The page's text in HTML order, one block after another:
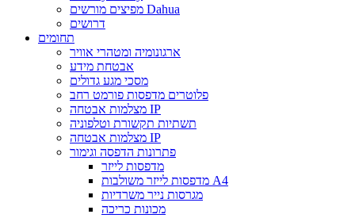
מפיצים מורשים Dahua
דרושים
תחומים
ארגונומיה ומטהרי אוויר
אבטחת מידע
מסכי מגע גדולים
פלוטרים מדפסות פורמט רחב
מצלמות אבטחה IP
תשתיות תקשורת וטלפוניה
מצלמות אבטחה IP
פתרונות הדפסה וגימור
מדפסות לייזר
מדפסות לייזר משולבות A4
מגרסות נייר משרדיות
מכונות כריכה